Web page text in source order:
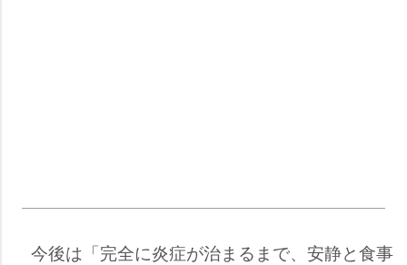
今後は「完全に炎症が治まるまで、安静と食事